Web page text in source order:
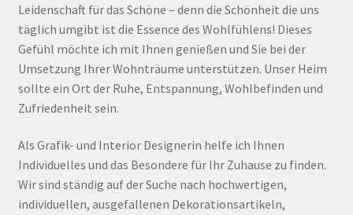
Leidenschaft für das Schöne – denn die Schönheit die uns
täglich umgibt ist die Essence des Wohlfühlens! Dieses
Gefühl möchte ich mit Ihnen genießen und Sie bei der
Umsetzung Ihrer Wohnträume unterstützen. Unser Heim
sollte ein Ort der Ruhe, Entspannung, Wohlbefinden und
Zufriedenheit sein.
Als Grafik- und Interior Designerin helfe ich Ihnen
Individuelles und das Besondere für Ihr Zuhause zu finden.
Wir sind ständig auf der Suche nach hochwertigen,
individuellen, ausgefallenen Dekorationsartikeln,